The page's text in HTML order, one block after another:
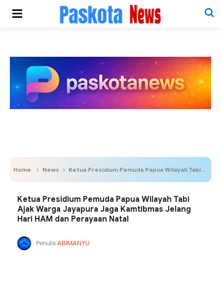
Home News Ketua Presidium Pemuda Papua Wilayah Tabi Ajak Warga Jayapura Jaga Kamtibmas Jelang Hari HAM dan Perayaan Natal
Ketua Presidium Pemuda Papua Wilayah Tabi
Ajak Warga Jayapura Jaga Kamtibmas Jelang
Hari HAM dan Perayaan Natal
PenulisABIMANYU